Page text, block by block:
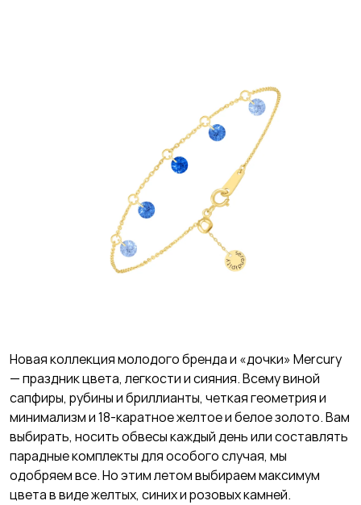
Новая коллекция молодого бренда и «дочки» Mercury
— праздник цвета, легкости и сияния. Всему виной
сапфиры, рубины и бриллианты, четкая геометрия и
минимализм и 18-каратное желтое и белое золото. Вам
выбирать, носить обвесы каждый день или составлять
парадные комплекты для особого случая, мы
одобряем все. Но этим летом выбираем максимум
цвета в виде желтых, синих и розовых камней.